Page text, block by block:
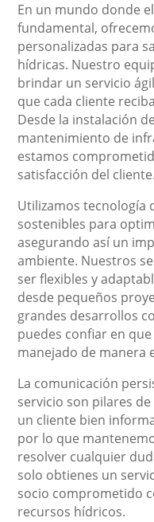
En un mundo donde
fundamental,
personalizadas para
hídricas. Nuestro
brindar un servicio
que cada cliente
Desde la instalación
mantenimiento de
estamos
satisfacción del cliente.
Utilizamos tecnología
sostenibles para
asegurando así un
ambiente. Nuestros
ser flexibles y
desde pequeños
grandes desarrollos
puedes confiar en
manejado de manera
La comunicación
servicio son pilares
un cliente bien
por lo que
resolver cualquier
solo obtienes un
socio comprometido
recursos hídricos.